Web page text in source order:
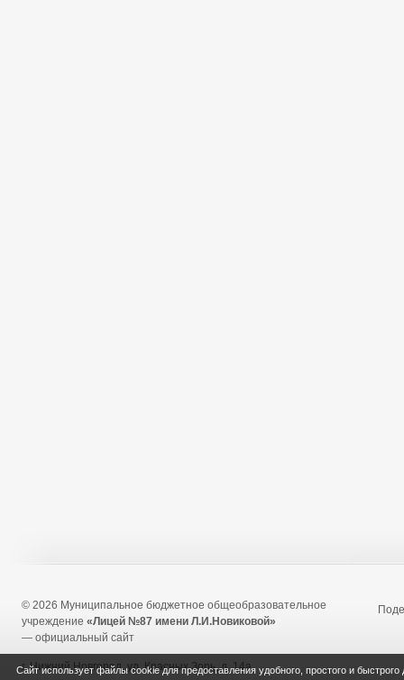
© 2026 Муниципальное бюджетное общеобразовательное
учреждение «Лицей №87 имени Л.И.Новиковой»
— официальный сайт
г. Нижний Новгород, ул. Красных Зорь, д. 14а
Сайт использует файлы cookie для предоставления удобного, простого и